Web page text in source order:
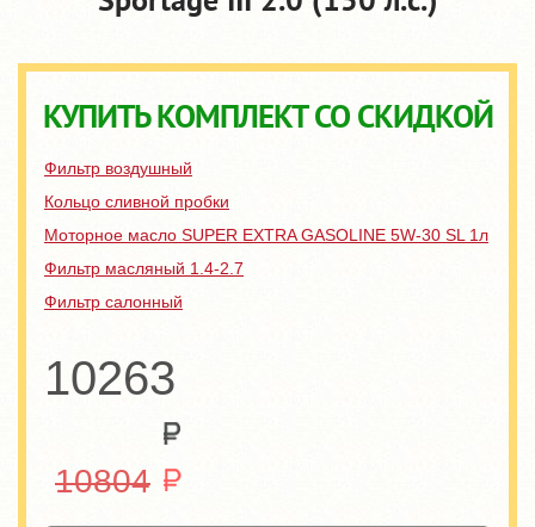
КУПИТЬ КОМПЛЕКТ СО СКИДКОЙ
Фильтр воздушный
Кольцо сливной пробки
Моторное масло SUPER EXTRA GASOLINE 5W-30 SL 1л
Фильтр масляный 1.4-2.7
Фильтр салонный
10263
10804